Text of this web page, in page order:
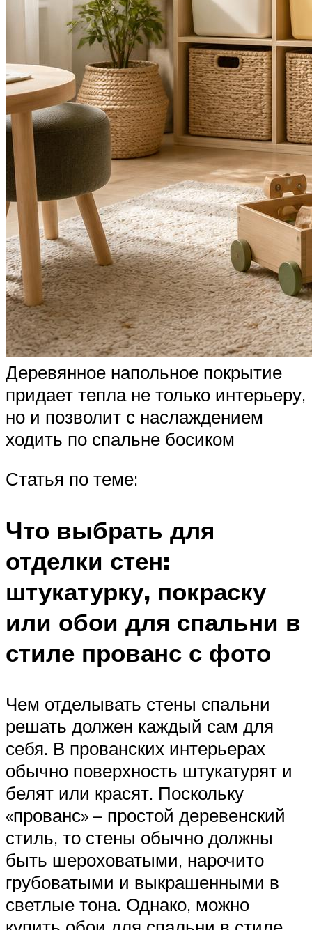
Деревянное напольное покрытие
придает тепла не только интерьеру,
но и позволит с наслаждением
ходить по спальне босиком
Статья по теме:
Что выбрать для
отделки стен:
штукатурку, покраску
или обои для спальни в
стиле прованс с фото
Чем отделывать стены спальни
решать должен каждый сам для
себя. В прованских интерьерах
обычно поверхность штукатурят и
белят или красят. Поскольку
«прованс» – простой деревенский
стиль, то стены обычно должны
быть шероховатыми, нарочито
грубоватыми и выкрашенными в
светлые тона. Однако, можно